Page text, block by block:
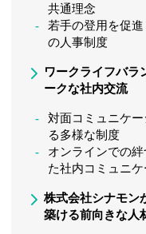
共通理念
若手の登用を促
の人事制度
ワークライフバラ
ークな社内交流
対面コミュニケ
る多様な制度
オンラインでの
た社内コミュニ
株式会社シナモン
築ける前向きな人